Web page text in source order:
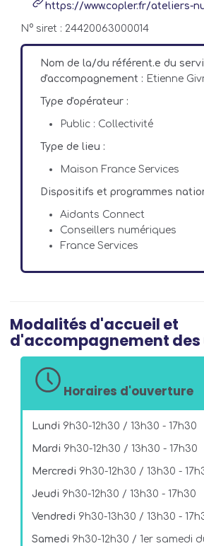
https://www.copler.fr/ateliers-
N° siret : 24420063000014
Nom de la/du référent.e du
d'accompagnement : Etienne
Type d'opérateur :
Public : Collectivité
Type de lieu :
Maison France Services
Dispositifs et programmes
Aidants Connect
Conseillers numériques
France Services
Modalités d'accueil et
d'accompagnement des
Horaires d'ouverture
Lundi 9h30-12h30 / 13h30 - 17h30
Mardi 9h30-12h30 / 13h30 - 17h30
Mercredi 9h30-12h30 / 13h30 -
Jeudi 9h30-12h30 / 13h30 - 17h30
Vendredi 9h30-13h30 / 13h30 -
Samedi 9h30-12h30 / 1er samedi